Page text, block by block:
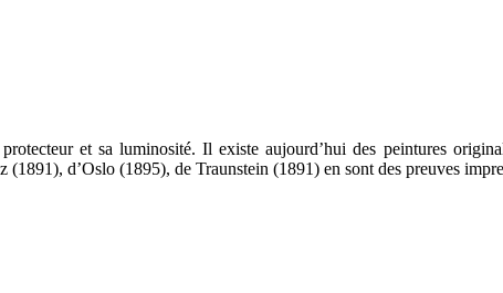
et sa luminosité. Il existe aujourd’hui des peintures
d’Oslo (1895), de Traunstein (1891) en sont des preuves